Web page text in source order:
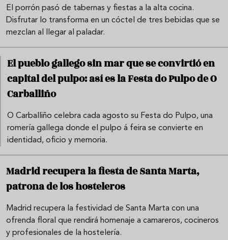
El porrón pasó de tabernas y fiestas a la alta cocina.
Disfrutar lo transforma en un cóctel de tres bebidas que se
mezclan al llegar al paladar.
El pueblo gallego sin mar que se convirtió en
capital del pulpo: así es la Festa do Pulpo de O
Carballiño
O Carballiño celebra cada agosto su Festa do Pulpo, una
romería gallega donde el pulpo á feira se convierte en
identidad, oficio y memoria.
Madrid recupera la fiesta de Santa Marta,
patrona de los hosteleros
Madrid recupera la festividad de Santa Marta con una
ofrenda floral que rendirá homenaje a camareros, cocineros
y profesionales de la hostelería.